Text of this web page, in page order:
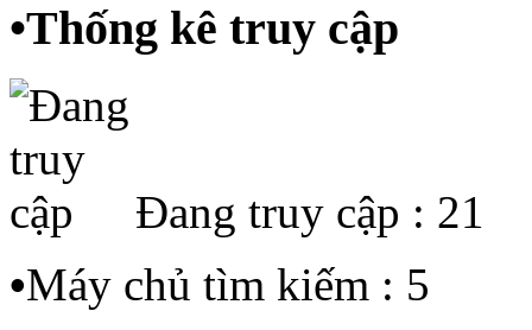
•Thống kê truy cập
Đang truy cập : 21
•Máy chủ tìm kiếm : 5